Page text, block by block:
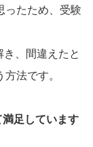
ったため、受験
、間違えたと
法です。
足しています